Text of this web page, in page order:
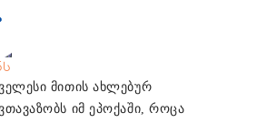
მითის ახლებურ
იმ ეპოქაში, როცა